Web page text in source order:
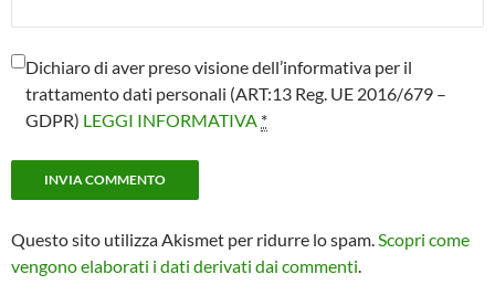
Dichiaro di aver preso visione dell’informativa per il
trattamento dati personali (ART:13 Reg. UE 2016/679 –
GDPR) LEGGI INFORMATIVA *
Questo sito utilizza Akismet per ridurre lo spam. Scopri come
vengono elaborati i dati derivati dai commenti